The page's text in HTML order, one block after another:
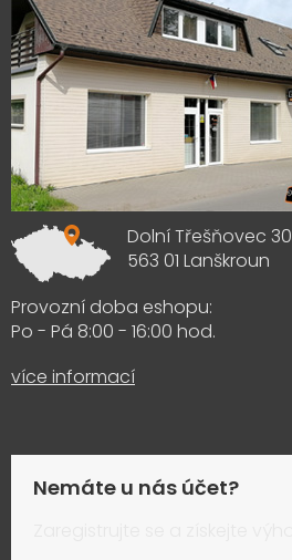
Dolní Třešňovec 30
563 01 Lanškroun
Provozní doba eshopu:
Po - Pá 8:00 - 16:00 hod.
více informací
Nemáte u nás účet?